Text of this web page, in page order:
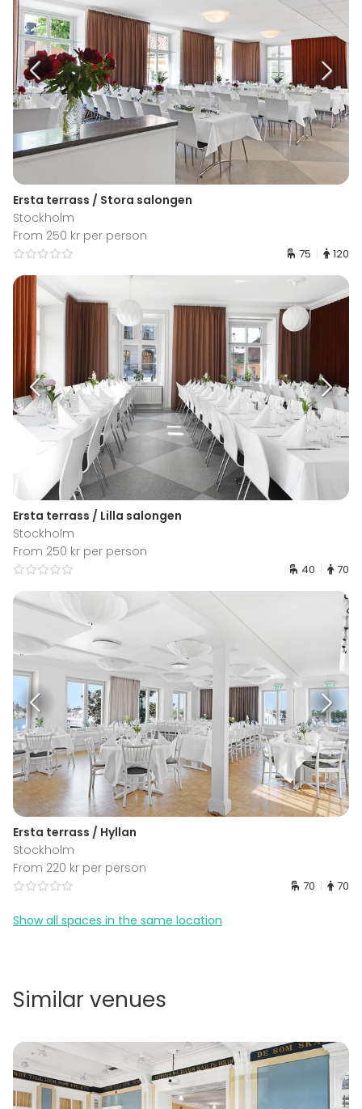
Ersta terrass / Stora salongen
Stockholm
From 250 kr per person
75 120
Ersta terrass / Lilla salongen
Stockholm
From 250 kr per person
40 70
Ersta terrass / Hyllan
Stockholm
From 220 kr per person
70 70
Show all spaces in the same location
Similar venues